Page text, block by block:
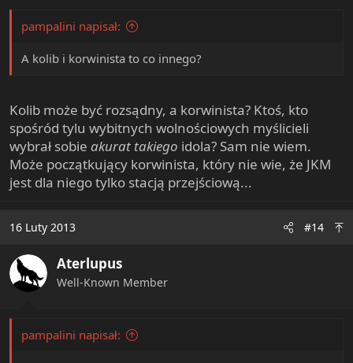
pampalini napisał:
A kolib i korwinista to co innego?
Kolib może być rozsądny, a korwinista? Ktoś, kto
spośród tylu wybitnych wolnościowych myślicieli
wybrał sobie akurat takiego idola? Sam nie wiem.
Może początkujący korwinista, który nie wie, że JKM
jest dla niego tylko stacją przejściową...
16 Luty 2013 #14
Aterlupus
Well-Known Member
pampalini napisał: